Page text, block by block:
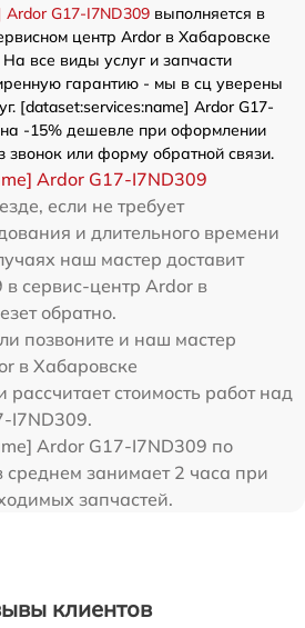
Ardor G17-I7ND309 выполняется в
центр Ardor в Хабаровске
все виды услуг и запчасти
гарантию - мы в сц уверены
[dataset:services:name] Ardor G17-
на -15% дешевле при оформлении
звонок или форму обратной связи.
Ardor G17-I7ND309
если не требует
и длительного времени
наш мастер доставит
сервис-центр Ardor в
обратно.
позвоните и наш мастер
в Хабаровске
рассчитает стоимость работ над
I7ND309.
Ardor G17-I7ND309 по
среднем занимает 2 часа при
запчастей.
клиентов